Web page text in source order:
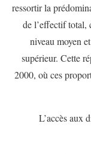
ressortir la
de l’effectif total,
niveau moyen
supérieur. Cette
2000, où ces
L’accès aux